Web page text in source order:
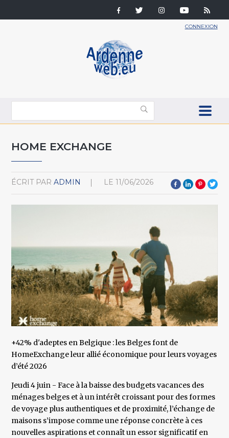
CONNEXION
HOME EXCHANGE
ÉCRIT PAR ADMIN LE 11/06/2026
+42% d'adeptes en Belgique : les Belges font de
HomeExchange leur allié économique pour leurs voyages
d’été 2026
Jeudi 4 juin - Face à la baisse des budgets vacances des
ménages belges et à un intérêt croissant pour des formes
de voyage plus authentiques et de proximité, l’échange de
maisons s’impose comme une réponse concrète à ces
nouvelles aspirations et connaît un essor significatif en